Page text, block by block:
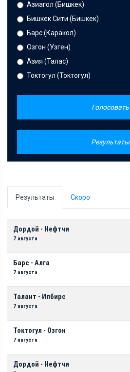
Азиагол (Бишкек)
Бишкек Сити (Бишкек)
Барс (Каракол)
Озгон (Узген)
Азия (Талас)
Токтогул (Токтогул)
Голосовать
Результаты
Результаты Скоро
Дордой - Нефтчи
7 августа
Барс - Алга
7 августа
Талант - Илбирс
7 августа
Токтогул - Озгон
7 августа
Дордой - Нефтчи